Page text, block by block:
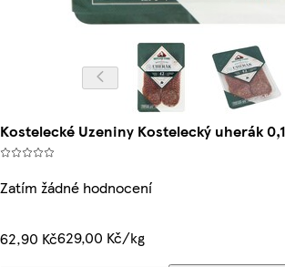
Kostelecké Uzeniny Kostelecký uherák
Zatím žádné hodnocení
62,90 Kč629,00 Kč/kg